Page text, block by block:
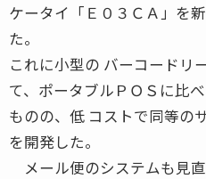
ケータイ「Ｅ０３ＣＡ」を
た。
これに小型の バーコードリ
て、ポータブルＰＯＳに比
ものの、低 コストで同等の
を開発した。
メール便のシステムも見直